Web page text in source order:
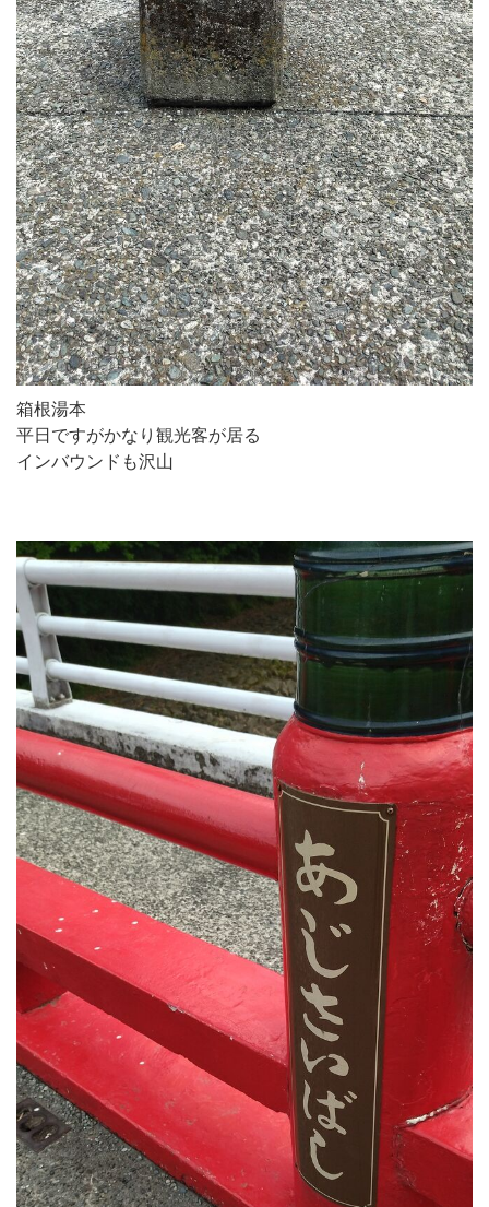
箱根湯本
平日ですがかなり観光客が居る
インバウンドも沢山